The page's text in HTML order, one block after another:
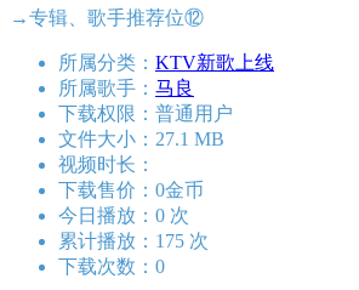
→专辑、歌手推荐位⑫
所属分类： KTV新歌上线
所属歌手： 马良
下载权限：普通用户
文件大小：27.1 MB
视频时长：
下载售价：0金币
今日播放：0 次
累计播放：175 次
下载次数：0